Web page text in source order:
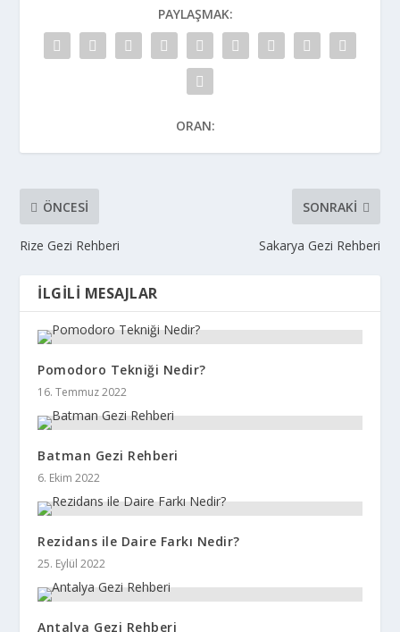
PAYLAŞMAK:
ORAN:
ÖNCESI
Rize Gezi Rehberi
SONRAKI
Sakarya Gezi Rehberi
İLGILI MESAJLAR
Pomodoro Tekniği Nedir?
16. Temmuz 2022
Batman Gezi Rehberi
6. Ekim 2022
Rezidans ile Daire Farkı Nedir?
25. Eylül 2022
Antalya Gezi Rehberi